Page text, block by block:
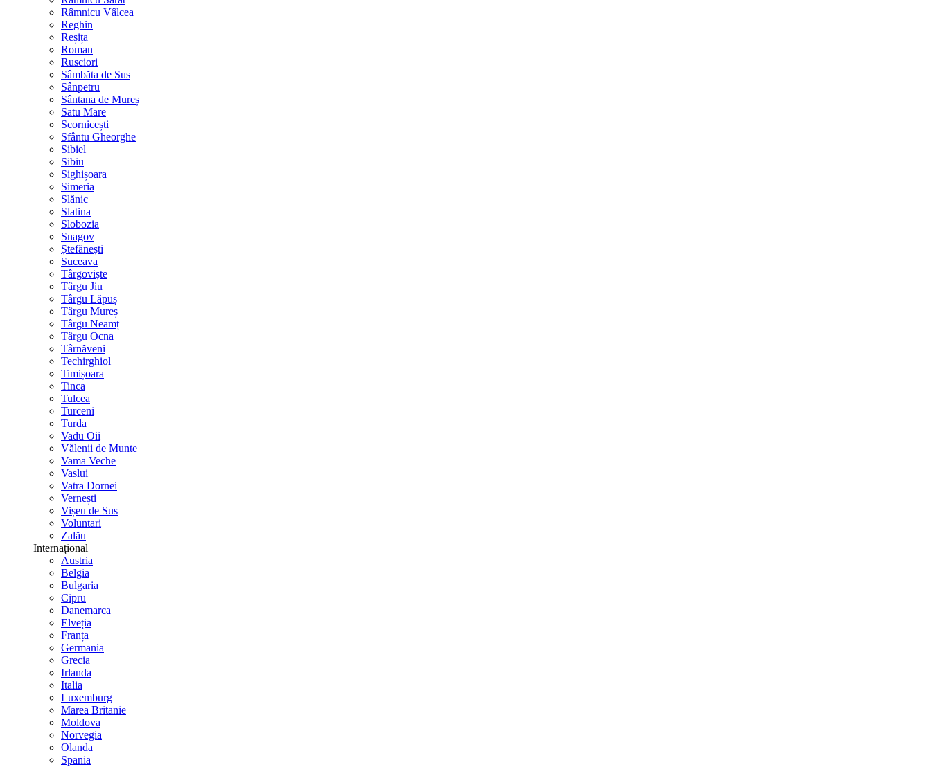
Râmnicu Vâlcea
Reghin
Reșița
Roman
Rusciori
Sâmbăta de Sus
Sânpetru
Sântana de Mureș
Satu Mare
Scornicești
Sfântu Gheorghe
Sibiel
Sibiu
Sighișoara
Simeria
Slănic
Slatina
Slobozia
Snagov
Ștefănești
Suceava
Târgoviște
Târgu Jiu
Târgu Lăpuș
Târgu Mureș
Târgu Neamț
Târgu Ocna
Târnăveni
Techirghiol
Timișoara
Tinca
Tulcea
Turceni
Turda
Vadu Oii
Vălenii de Munte
Vama Veche
Vaslui
Vatra Dornei
Vernești
Vișeu de Sus
Voluntari
Zalău
Internațional
Austria
Belgia
Bulgaria
Cipru
Danemarca
Elveția
Franța
Germania
Grecia
Irlanda
Italia
Luxemburg
Marea Britanie
Moldova
Norvegia
Olanda
Spania